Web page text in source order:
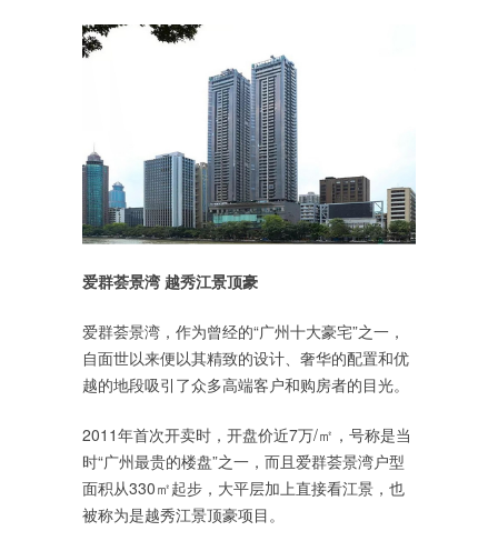
爱群荟景湾 越秀江景顶豪
爱群荟景湾，作为曾经的“广州十大豪宅”之一，
自面世以来便以其精致的设计、奢华的配置和优
越的地段吸引了众多高端客户和购房者的目光。
2011年首次开卖时，开盘价近7万/㎡，号称是当
时“广州最贵的楼盘”之一，而且爱群荟景湾户型
面积从330㎡起步，大平层加上直接看江景，也
被称为是越秀江景顶豪项目。